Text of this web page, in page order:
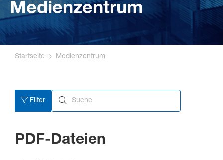
Medienzentrum
Startseite Medienzentrum
Filter
PDF-Dateien